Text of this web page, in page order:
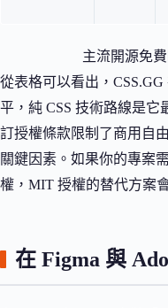
主流開源免
從表格可以看出，
平，純 CSS 技術路線是它
訂授權條款限制了商用自
關鍵因素。如果你的專案
權，MIT 授權的替代方案
在 Figma 與